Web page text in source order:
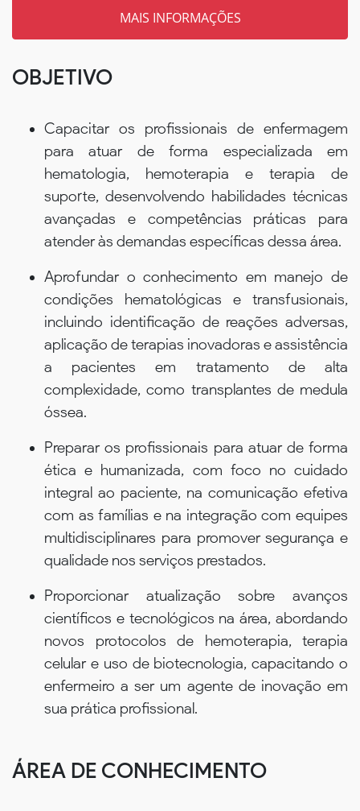
OBJETIVO
Capacitar os profissionais de enfermagem
para atuar de forma especializada em
hematologia, hemoterapia e terapia de
suporte, desenvolvendo habilidades técnicas
avançadas e competências práticas para
atender às demandas específicas dessa área.
Aprofundar o conhecimento em manejo de
condições hematológicas e transfusionais,
incluindo identificação de reações adversas,
aplicação de terapias inovadoras e assistência
a pacientes em tratamento de alta
complexidade, como transplantes de medula
óssea.
Preparar os profissionais para atuar de forma
ética e humanizada, com foco no cuidado
integral ao paciente, na comunicação efetiva
com as famílias e na integração com equipes
multidisciplinares para promover segurança e
qualidade nos serviços prestados.
Proporcionar atualização sobre avanços
científicos e tecnológicos na área, abordando
novos protocolos de hemoterapia, terapia
celular e uso de biotecnologia, capacitando o
enfermeiro a ser um agente de inovação em
sua prática profissional.
ÁREA DE CONHECIMENTO